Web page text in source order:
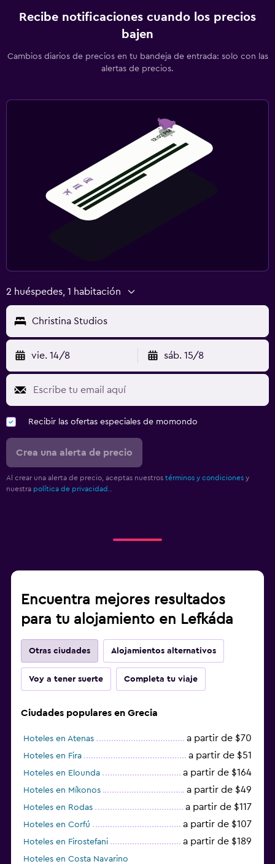
Recibe notificaciones cuando los precios
bajen
Cambios diarios de precios en tu bandeja de entrada: solo con las
alertas de precios.
2 huéspedes, 1 habitación
Christina Studios
vie. 14/8 sáb. 15/8
Recibir las ofertas especiales de momondo
Crea una alerta de precio
Al crear una alerta de precio, aceptas nuestros términos y condiciones y
nuestra política de privacidad.
Encuentra mejores resultados
para tu alojamiento en Lefkáda
Otras ciudades Alojamientos alternativos
Voy a tener suerte Completa tu viaje
Ciudades populares en Grecia
Hoteles en Atenas a partir de $70
Hoteles en Fira a partir de $51
Hoteles en Elounda a partir de $164
Hoteles en Míkonos a partir de $49
Hoteles en Rodas a partir de $117
Hoteles en Corfú a partir de $107
Hoteles en Firostefani a partir de $189
Hoteles en Costa Navarino